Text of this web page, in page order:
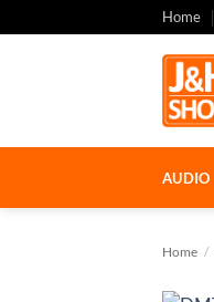
naar
Home
AUDIO
Home /